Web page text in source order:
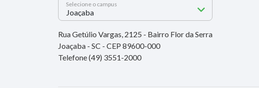
Selecione o campus
Rua Getúlio Vargas, 2125 - Bairro Flor da Serra
Joaçaba - SC - CEP 89600-000
Telefone (49) 3551-2000